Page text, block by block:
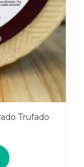
Trufado